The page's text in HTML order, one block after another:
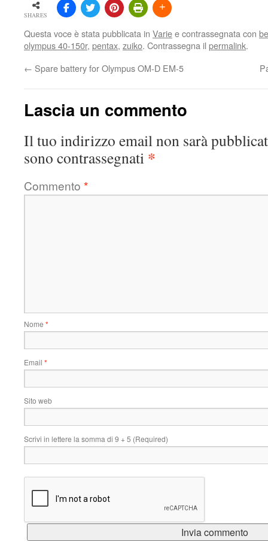
SHARES
Questa voce è stata pubblicata in Variee contrassegnata con
olympus 40-150r, pentax, zuiko. Contrassegna il permalink.
← Spare battery for Olympus OM-D EM-5
Lascia un commento
Il tuo indirizzo email non sarà
sono contrassegnati *
Commento *
Nome *
Email *
Sito web
Scrivi in lettere la somma di 9 + 5 (Required)